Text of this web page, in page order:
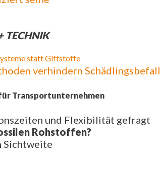
TECHNIK
statt Giftstoffe
verhindern Schädlingsbefall
Transportunternehmen
und Flexibilität gefragt
Rohstoffen?
Sichtweite